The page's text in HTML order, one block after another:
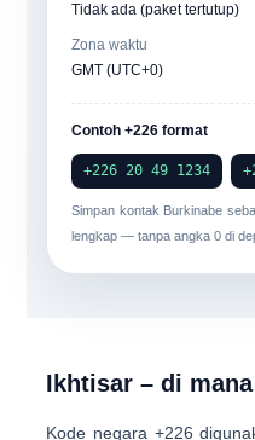
Tidak ada (paket tertutup)
Zona waktu
GMT (UTC+0)
Contoh +226 format
+226 20 49 1234
Simpan kontak Burkinabe
lengkap — tanpa angka 0 di
Ikhtisar – di
Kode negara +226